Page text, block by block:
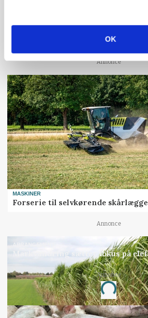
OK
Annonce
MASKINER
Forserie til selvkørende
Annonce
ARRANGEMENT
Markvandring sætter fokus på
Annonce
Loading...